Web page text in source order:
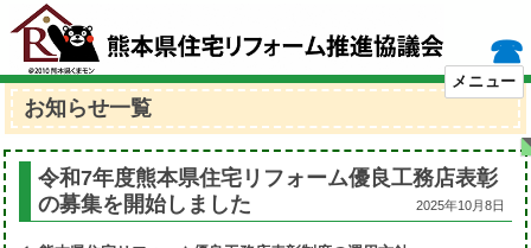
☎
メニュー
お知らせ一覧
令和7年度熊本県住宅リフォーム優良工務店表彰
の募集を開始しました
2025年10月8日